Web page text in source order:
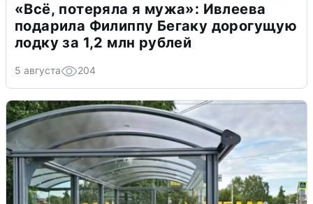
«Всё, потеряла я мужа»: Ивлеева
подарила Филиппу Бегаку дорогущую
лодку за 1,2 млн рублей
5 августа 204